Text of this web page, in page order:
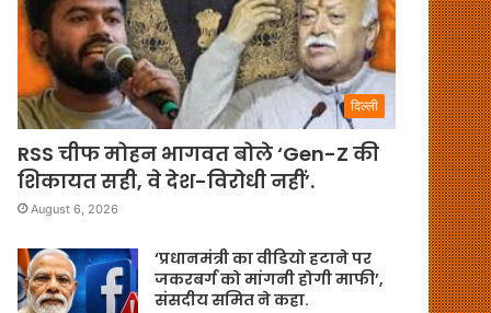
दिल्ली
RSS चीफ मोहन भागवत बोले ‘Gen-Z की
शिकायत सही, वे देश-विरोधी नहीं’.
August 6, 2026
‘प्रधानमंत्री का वीडियो हटाने पर
जकरबर्ग को मांगनी होगी माफी’,
संसदीय समित ने कहा.